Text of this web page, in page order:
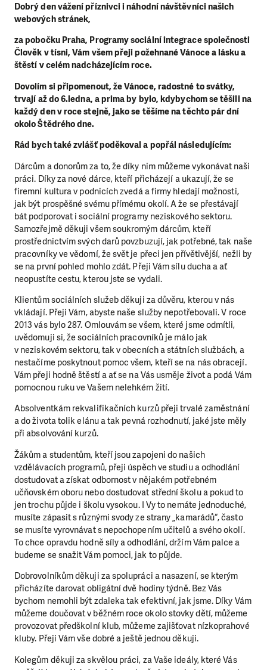
Dobrý den vážení příznivci i náhodní návštěvníci našich
webových stránek,
za pobočku Praha, Programy sociální integrace společnosti
Člověk v tísni, Vám všem přeji požehnané Vánoce a lásku a
štěstí v celém nadcházejícím roce.
Dovolím si připomenout, že Vánoce, radostné to svátky,
trvají až do 6.ledna, a prima by bylo, kdybychom se těšili na
každý den v roce stejně, jako se těšíme na těchto pár dní
okolo Štědrého dne.
Rád bych také zvlášť poděkoval a popřál následujícím:
Dárcům a donorůmza to, že díky nim můžeme vykonávat naši
práci. Díky za nové dárce, kteří přicházejí a ukazují, že se
firemní kultura v podnicích zvedá a firmy hledají možnosti,
jak být prospěšné svému přímému okolí. A že se přestávají
bát podporovat i sociální programy neziskového sektoru.
Samozřejmě děkuji všem soukromým dárcům, kteří
prostřednictvím svých darů povzbuzují, jak potřebné, tak naše
pracovníky ve vědomí, že svět je přeci jen přívětivější, nežli by
se na první pohled mohlo zdát. Přeji Vám sílu ducha a ať
neopustíte cestu, kterou jste se vydali.
Klientům sociálních služebděkuji za důvěru, kterou v nás
vkládají. Přeji Vám, abyste naše služby nepotřebovali. V roce
2013 vás bylo 287. Omlouvám se všem, které jsme odmítli,
uvědomuji si, že sociálních pracovníků je málo jak
v neziskovém sektoru, tak v obecních a státních službách, a
nestačíme poskytnout pomoc všem, kteří se na nás obracejí.
Vám přeji hodně štěstí a ať se na Vás usměje život a podá Vám
pomocnou ruku ve Vašem nelehkém žití.
Absolventkám rekvalifikačních kurzůpřeji trvalé zaměstnání
a do života tolik elánu a tak pevná rozhodnutí, jaké jste měly
při absolvování kurzů.
Žákům a studentům, kteří jsou zapojeni do našich
vzdělávacích programů, přeji úspěch ve studiu a odhodlání
dostudovat a získat odbornost v nějakém potřebném
učňovském oboru nebo dostudovat střední školu a pokud to
jen trochu půjde i školu vysokou. I Vy to nemáte jednoduché,
musíte zápasit s různými svody ze strany „kamarádů“, často
se musíte vyrovnávat s nepochopením učitelů a svého okolí.
To chce opravdu hodně síly a odhodlání, držím Vám palce a
budeme se snažit Vám pomoci, jak to půjde.
Dobrovolníkůmděkuji za spolupráci a nasazení, se kterým
přicházíte darovat obligátní dvě hodiny týdně. Bez Vás
bychom nemohli být zdaleka tak efektivní, jak jsme. Díky Vám
můžeme doučovat v běžném roce okolo stovky dětí, můžeme
provozovat předškolní klub, můžeme zajišťovat nízkoprahové
kluby. Přeji Vám vše dobré a ještě jednou děkuji.
Kolegům děkuji za skvělou práci, za Vaše ideály, které Vás